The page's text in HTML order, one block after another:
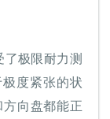
了极限耐力测
度紧张的状
向盘都能正